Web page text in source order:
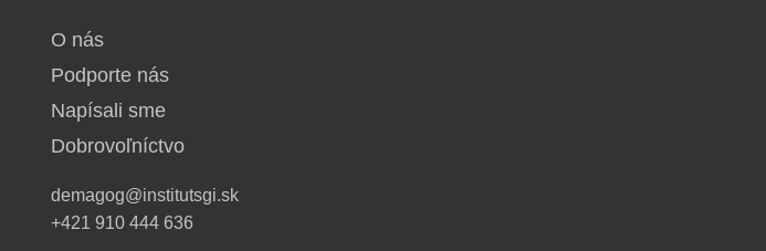
O nás
Podporte nás
Napísali sme
Dobrovoľníctvo
demagog@institutsgi.sk
+421 910 444 636